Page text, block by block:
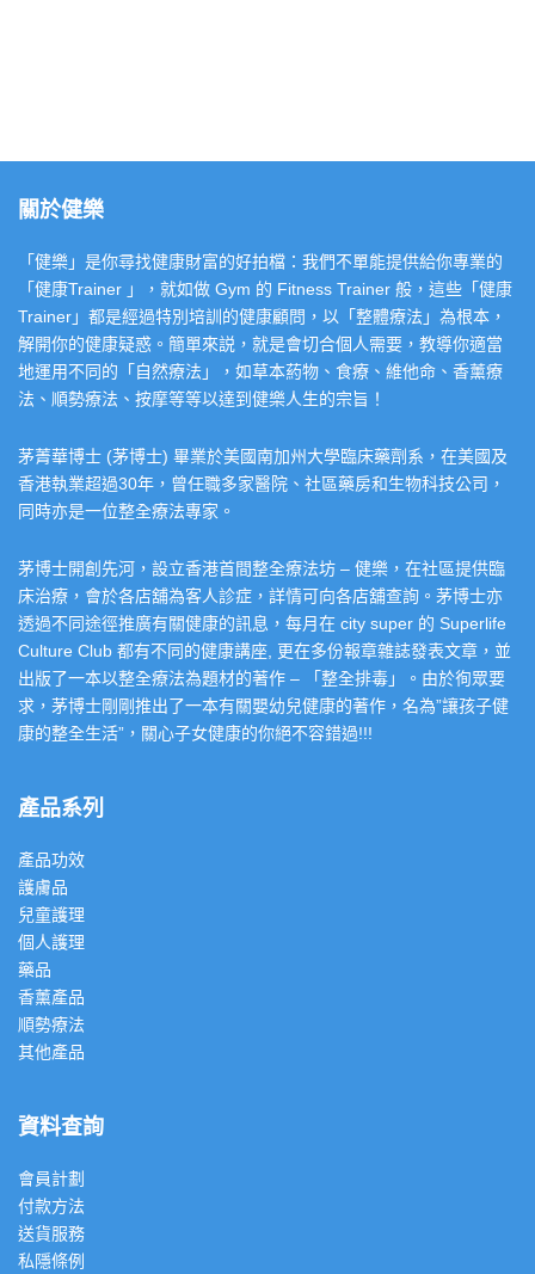
關於健樂
「健樂」是你尋找健康財富的好拍檔：我們不單能提供給你專業的
「健康Trainer 」，就如做 Gym 的 Fitness Trainer 般，這些「健康
Trainer」都是經過特別培訓的健康顧問，以「整體療法」為根本，
解開你的健康疑惑。簡單來説，就是會切合個人需要，教導你適當
地運用不同的「自然療法」，如草本葯物、食療、維他命、香薰療
法、順勢療法、按摩等等以達到健樂人生的宗旨！
茅菁華博士 (茅博士) 畢業於美國南加州大學臨床藥劑系，在美國及
香港執業超過30年，曾任職多家醫院、社區藥房和生物科技公司，
同時亦是一位整全療法專家。
茅博士開創先河，設立香港首間整全療法坊 – 健樂，在社區提供臨
床治療，會於各店舖為客人診症，詳情可向各店舖查詢。茅博士亦
透過不同途徑推廣有關健康的訊息，每月在 city super 的 Superlife
Culture Club 都有不同的健康講座, 更在多份報章雜誌發表文章，並
出版了一本以整全療法為題材的著作 – 「整全排毒」。由於徇眾要
求，茅博士剛剛推出了一本有關嬰幼兒健康的著作，名為”讓孩子健
康的整全生活”，關心子女健康的你絕不容錯過!!!
產品系列
產品功效
護膚品
兒童護理
個人護理
藥品
香薰產品
順勢療法
其他產品
資料查詢
會員計劃
付款方法
送貨服務
私隱條例